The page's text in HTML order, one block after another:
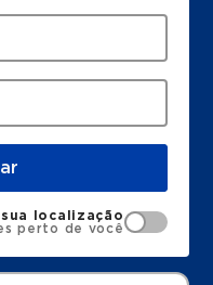
localização
perto de você